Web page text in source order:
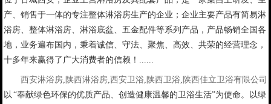
产、销售于一体的专注整体淋浴房生产的企业；企业主要产品有简易淋
浴房、整体淋浴房、淋浴底盆、五金配件等系列产品，产品畅销全国各
地，业务遍布国内，秉着诚信、守法、聚焦、高效、共荣的经营理念，
十多年来赢得了广大消费者的信赖！......
西安淋浴房, 陕西淋浴房, 西安卫浴 陕西卫浴 陕西佳立卫浴有限公司
以 “奉献绿色环保的优质产品、创造健康温馨的卫浴生活”为使命。以绿